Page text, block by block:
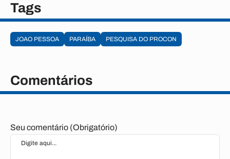
Tags
JOAO PESSOA PARAÍBA PESQUISA DO PROCON
Comentários
Seu comentário (Obrigatório)